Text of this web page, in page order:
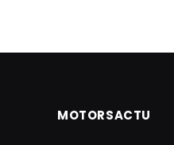
MOTORSACTU